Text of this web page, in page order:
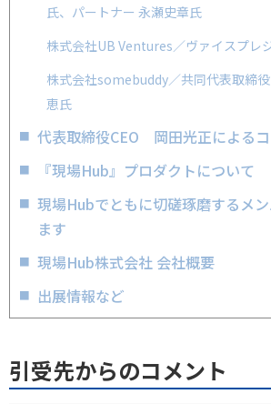
氏、パートナー 永瀬史章氏
株式会社UB Ventures／ヴァイスプレ
株式会社somebuddy／共同代表取締
恵氏
代表取締役CEO 岡田光正による
『現場Hub』プロダクトについて
現場Hubでともに切磋琢磨するメ
ます
現場Hub株式会社 会社概要
出展情報など
引受先からのコメント